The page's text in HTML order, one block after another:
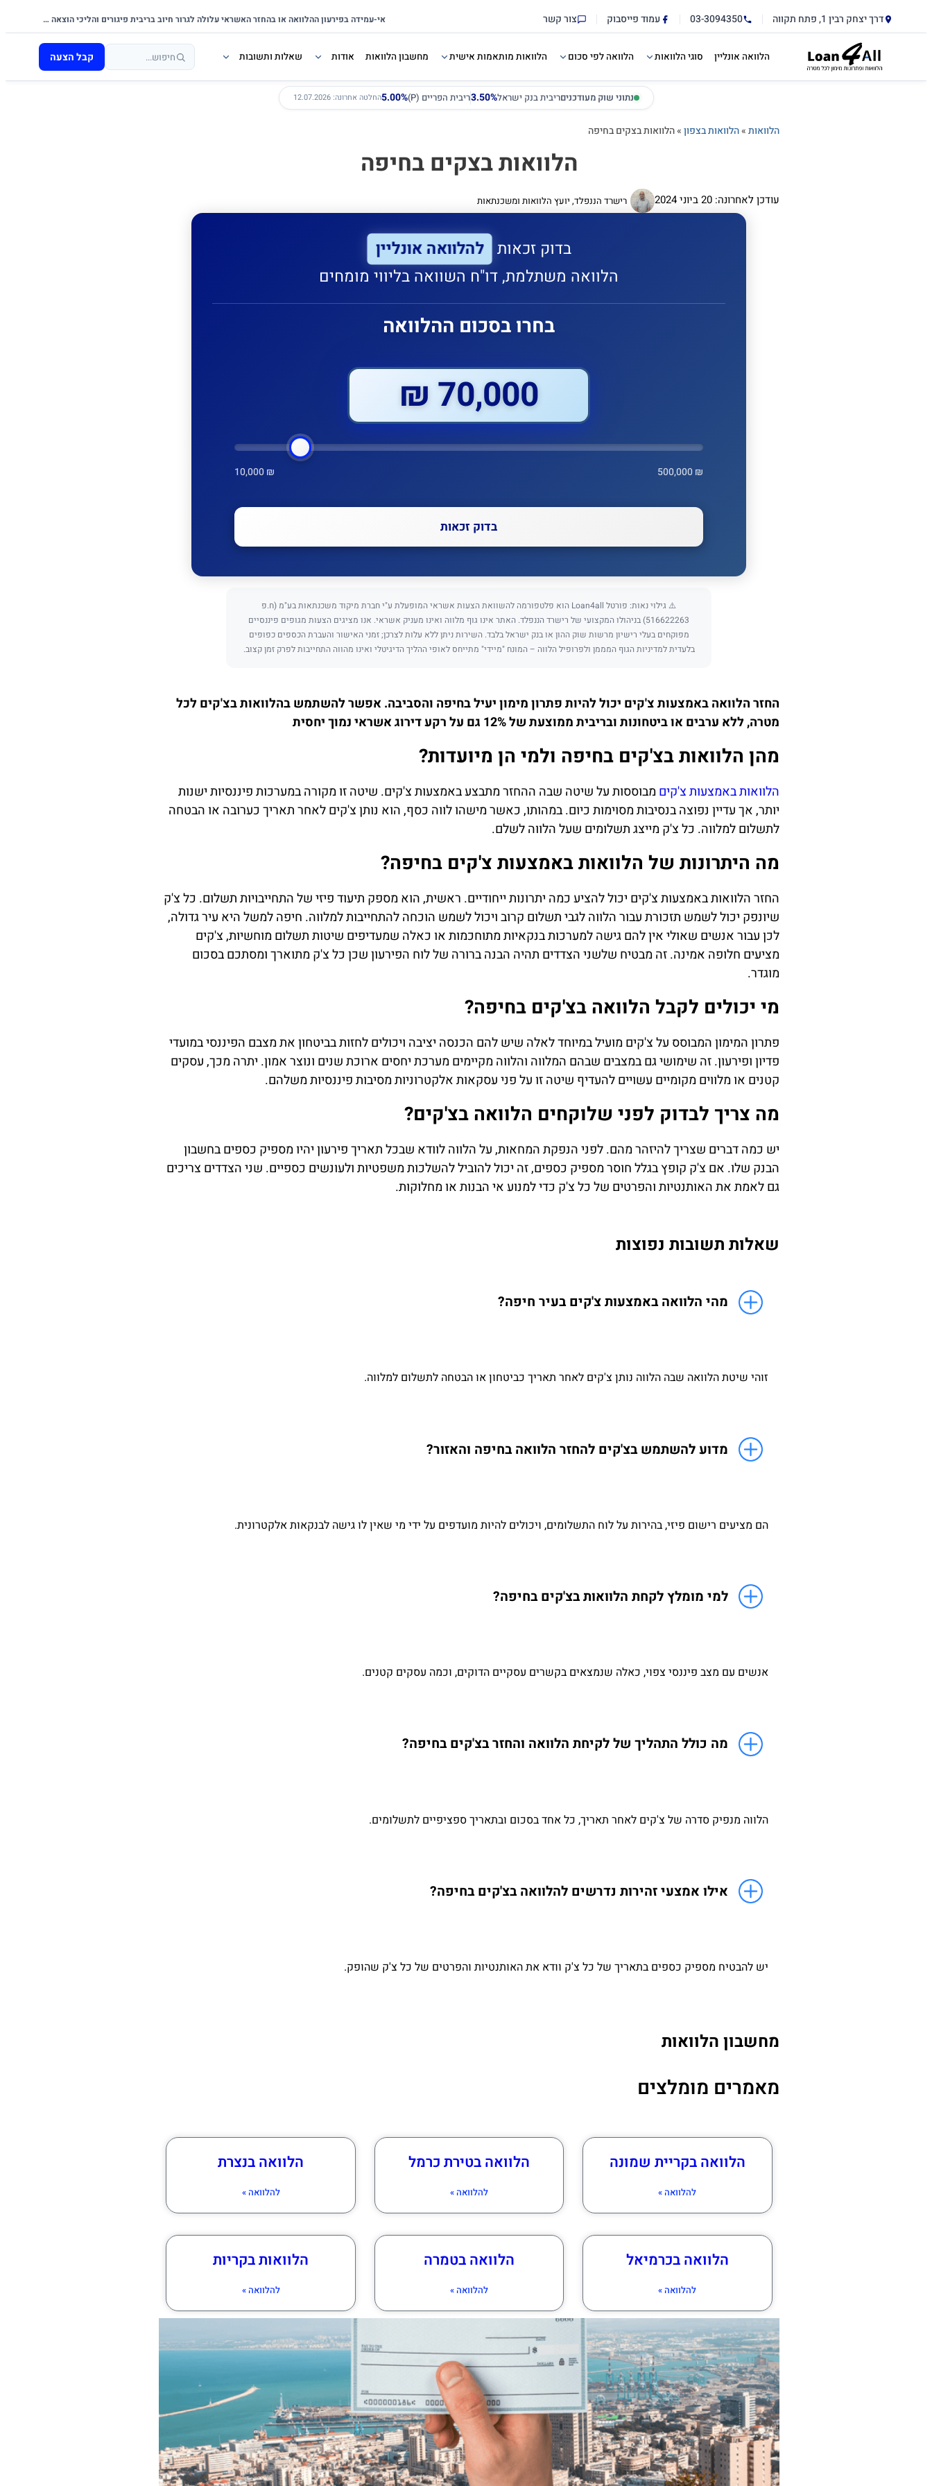
דלג לתוכן הראשי
דרך יצחק רבין 1, פתח תקווה 03-3094350 עמוד פייסבוק צור קשר אי-עמידה בפירעון ההלוואה או בהחזר האשראי עלולה לגרור חיוב בריבית פיגורים והליכי הוצאה לפועל.
הלוואה אונליין סוגי הלוואות הלוואה לפי סכום הלוואות מותאמות אישית מחשבון הלוואות אודות שאלות ותשובות קבל הצעה
נתוני שוק מעודכניםריבית בנק ישראל3.50%ריבית הפריים (P) 5.00%החלטה אחרונה: 12.07.2026
הלוואות»הלוואות בצפון»הלוואות בצקים בחיפה
הלוואות בצקים בחיפה
עודכן לאחרונה: 20 ביוני 2024 רישרד הננפלד, יועץ הלוואות ומשכנתאות
בדוק זכאות להלוואה אונליין
הלוואה משתלמת, דו"ח השוואה בליווי מומחים
בחרו בסכום ההלוואה
70,000 ₪
10,000 ₪ 500,000 ₪
בדוק זכאות
⚠️ גילוי נאות: פורטל Loan4all הוא פלטפורמה להשוואת הצעות אשראי המופעלת ע"י חברת מיקוד משכנתאות בע"מ (ח.פ
516622263) בניהולו המקצועי של רישרד הננפלד. האתר אינו גוף מלווה ואינו מעניק אשראי. אנו מציגים הצעות מגופים פיננסיים
מפוקחים בעלי רישיון מרשות שוק ההון או בנק ישראל בלבד. השירות ניתן ללא עלות לצרכן; זמני האישור והעברת הכספים כפופים
בלעדית למדיניות הגוף המממן ולפרופיל הלווה – המונח "מיידי" מתייחס לאופי ההליך הדיגיטלי ואינו מהווה התחייבות לפרק זמן קצוב.
החזר הלוואה באמצעות צ'קים יכול להיות פתרון מימון יעיל בחיפה והסביבה. אפשר להשתמש בהלוואות בצ'קים לכל
מטרה, ללא ערבים או ביטחונות ובריבית ממוצעת של 12% גם על רקע דירוג אשראי נמוך יחסית
מהן הלוואות בצ'קים בחיפה ולמי הן מיועדות?
הלוואות באמצעות צ'קים מבוססות על שיטה שבה ההחזר מתבצע באמצעות צ'קים. שיטה זו מקורה במערכות פיננסיות ישנות
יותר, אך עדיין נפוצה בנסיבות מסוימות כיום. במהותו, כאשר מישהו לווה כסף, הוא נותן צ'קים לאחר תאריך כערובה או הבטחה
לתשלום למלווה. כל צ'ק מייצג תשלומים שעל הלווה לשלם.
מה היתרונות של הלוואות באמצעות צ'קים בחיפה?
החזר הלוואות באמצעות צ'קים יכול להציע כמה יתרונות ייחודיים. ראשית, הוא מספק תיעוד פיזי של התחייבויות תשלום. כל צ'ק
שיונפק יכול לשמש תזכורת עבור הלווה לגבי תשלום קרוב ויכול לשמש הוכחה להתחייבות למלווה. חיפה למשל היא עיר גדולה,
לכן עבור אנשים שאולי אין להם גישה למערכות בנקאיות מתוחכמות או כאלה שמעדיפים שיטות תשלום מוחשיות, צ'קים
מציעים חלופה אמינה. זה מבטיח שלשני הצדדים תהיה הבנה ברורה של לוח הפירעון שכן כל צ'ק מתוארך ומסתכם בסכום
מוגדר.
מי יכולים לקבל הלוואה בצ'קים בחיפה?
פתרון המימון המבוסס על צ'קים מועיל במיוחד לאלה שיש להם הכנסה יציבה ויכולים לחזות בביטחון את מצבם הפיננסי במועדי
פדיון ופירעון. זה שימושי גם במצבים שבהם המלווה והלווה מקיימים מערכת יחסים ארוכת שנים ונוצר אמון. יתרה מכך, עסקים
קטנים או מלווים מקומיים עשויים להעדיף שיטה זו על פני עסקאות אלקטרוניות מסיבות פיננסיות משלהם.
מה צריך לבדוק לפני שלוקחים הלוואה בצ'קים?
יש כמה דברים שצריך להיזהר מהם. לפני הנפקת המחאות, על הלווה לוודא שבכל תאריך פירעון יהיו מספיק כספים בחשבון
הבנק שלו. אם צ'ק קופץ בגלל חוסר מספיק כספים, זה יכול להוביל להשלכות משפטיות ולעונשים כספיים. שני הצדדים צריכים
גם לאמת את האותנטיות והפרטים של כל צ'ק כדי למנוע אי הבנות או מחלוקות.
שאלות תשובות נפוצות
מהי הלוואה באמצעות צ'קים בעיר חיפה?
זוהי שיטת הלוואה שבה הלווה נותן צ'קים לאחר תאריך כביטחון או הבטחה לתשלום למלווה.
מדוע להשתמש בצ'קים להחזר הלוואה בחיפה והאזור?
הם מציעים רישום פיזי, בהירות על לוח התשלומים, ויכולים להיות מועדפים על ידי מי שאין לו גישה לבנקאות אלקטרונית.
למי מומלץ לקחת הלוואות בצ'קים בחיפה?
אנשים עם מצב פיננסי צפוי, כאלה שנמצאים בקשרים עסקיים הדוקים, וכמה עסקים קטנים.
מה כולל התהליך של לקיחת הלוואה והחזר בצ'קים בחיפה?
הלווה מנפיק סדרה של צ'קים לאחר תאריך, כל אחד בסכום ובתאריך ספציפיים לתשלומים.
אילו אמצעי זהירות נדרשים להלוואה בצ'קים בחיפה?
יש להבטיח מספיק כספים בתאריך של כל צ'ק וודא את האותנטיות והפרטים של כל צ'ק שהופק.
מחשבון הלוואות
מאמרים מומלצים
הלוואה בקריית שמונה
להלוואה »
הלוואה בטירת כרמל
להלוואה »
הלוואה בנצרת
להלוואה »
הלוואה בכרמיאל
להלוואה »
הלוואה בטמרה
להלוואה »
הלוואות בקריות
להלוואה »